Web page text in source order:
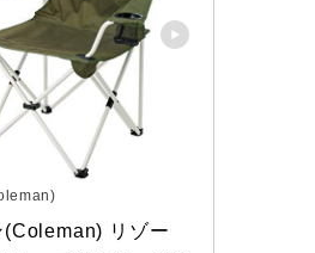
(Coleman) リゾー